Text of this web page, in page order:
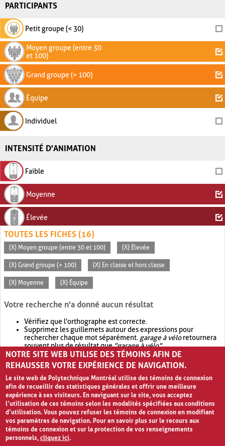
PARTICIPANTS
Petit groupe (< 30)
Moyen groupe (entre 30
et 100)
Grand groupe (> 100)
Équipe
Individuel
INTENSITÉ D'ANIMATION
Faible
Moyenne
Élevée
TOUTES LES FICHES (16)
(X) Moyen groupe (entre 30 et 100) (X) Élevée
(X) Grand groupe (> 100) (X) En classe et hors classe
(X) Moyenne (X) Équipe
Votre recherche n'a donné aucun résultat
Vérifiez que l'orthographe est correcte.
Supprimez les guillemets autour des expressions pour
rechercher chaque mot séparément. garage à véloretournera
souvent plus de résultat que"garage à vélo".
Envisagez d'élargir votre recherche avec OR.garage OR vélo
retournera souvent plus de résultat quegarage à vélo
NOTRE SITE WEB UTILISE DES TÉMOINS AFIN DE
REHAUSSER VOTRE EXPÉRIENCE DE NAVIGATION.
Le site web de Polytechnique Montréal utilise des témoins de connexion
afin de recueillir des statistiques générales et offrir une meilleure
expérience à ses visiteurs. En naviguant sur le site, vous acceptez
l’utilisation de ces témoins selon les modalités spécifiées aux conditions
d’utilisation. Vous pouvez refuser les témoins de connexion en modifiant
vos paramètres de navigation. Pour en savoir plus sur le recours aux
témoins de connexion et sur la protection de vos renseignements
personnels,cliquez ici.